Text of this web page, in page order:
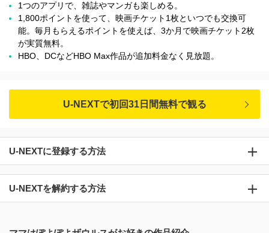
1つのアプリで、雑誌やマンガも楽しめる。
1,800ポイントを使って、映画チケット1枚といつでも交換可
能。毎月もらえるポイントを使えば、3か月で映画チケット2枚
が実質無料。
HBO、DCなどHBO Max作品が追加料金なく見放題。
U-NEXTで初回31日間無料で観る
U-NEXTに登録する方法
U-NEXTを解約する方法